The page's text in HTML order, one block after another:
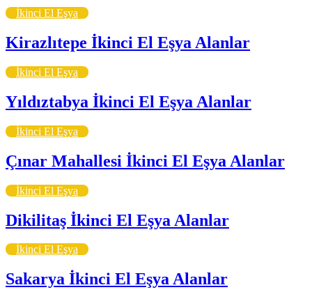
İkinci El Eşya
Kirazlıtepe İkinci El Eşya Alanlar
İkinci El Eşya
Yıldıztabya İkinci El Eşya Alanlar
İkinci El Eşya
Çınar Mahallesi İkinci El Eşya Alanlar
İkinci El Eşya
Dikilitaş İkinci El Eşya Alanlar
İkinci El Eşya
Sakarya İkinci El Eşya Alanlar